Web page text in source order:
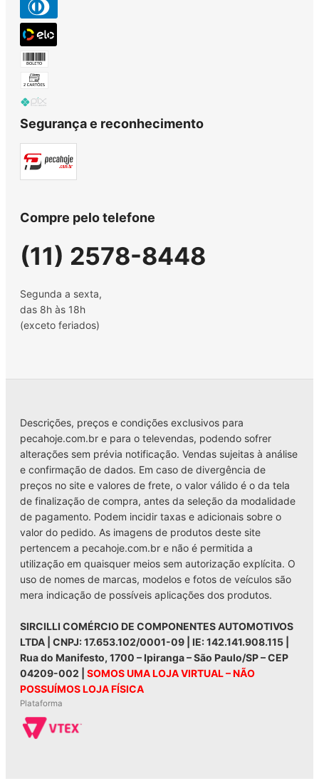
Segurança e reconhecimento
Compre pelo telefone
(11) 2578-8448
Segunda a sexta,
das 8h às 18h
(exceto feriados)
Descrições, preços e condições exclusivos para
pecahoje.com.br e para o televendas, podendo sofrer
alterações sem prévia notificação. Vendas sujeitas à análise
e confirmação de dados. Em caso de divergência de
preços no site e valores de frete, o valor válido é o da tela
de finalização de compra, antes da seleção da modalidade
de pagamento. Podem incidir taxas e adicionais sobre o
valor do pedido. As imagens de produtos deste site
pertencem a pecahoje.com.br e não é permitida a
utilização em quaisquer meios sem autorização explícita. O
uso de nomes de marcas, modelos e fotos de veículos são
mera indicação de possíveis aplicações dos produtos.
SIRCILLI COMÉRCIO DE COMPONENTES AUTOMOTIVOS
LTDA | CNPJ: 17.653.102/0001-09 | IE: 142.141.908.115 |
Rua do Manifesto, 1700 – Ipiranga – São Paulo/SP – CEP
04209-002 | SOMOS UMA LOJA VIRTUAL – NÃO
POSSUÍMOS LOJA FÍSICA
Plataforma